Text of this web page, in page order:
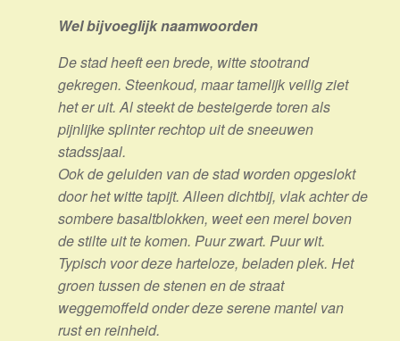
Wel bijvoeglijk naamwoorden
De stad heeft een brede, witte stootrand
gekregen. Steenkoud, maar tamelijk veilig ziet
het er uit. Al steekt de besteigerde toren als
pijnlijke splinter rechtop uit de sneeuwen
stadssjaal.
Ook de geluiden van de stad worden opgeslokt
door het witte tapijt. Alleen dichtbij, vlak achter de
sombere basaltblokken, weet een merel boven
de stilte uit te komen. Puur zwart. Puur wit.
Typisch voor deze harteloze, beladen plek. Het
groen tussen de stenen en de straat
weggemoffeld onder deze serene mantel van
rust en reinheid.